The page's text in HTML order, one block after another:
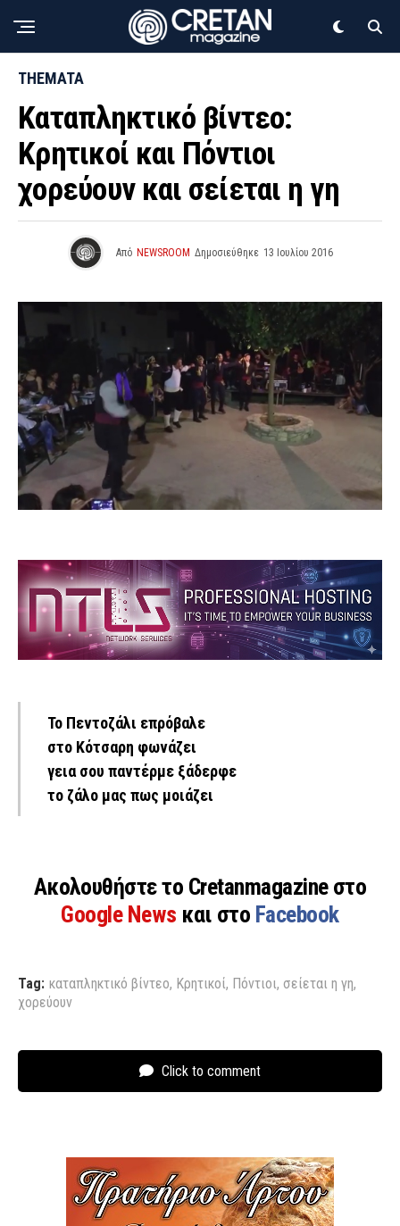
THEMATA
Καταπληκτικό βίντεο:
Κρητικοί και Πόντιοι
χορεύουν και σείεται η γη
Από NEWSROOM Δημοσιεύθηκε 13 Ιουλίου 2016
Το Πεντοζάλι επρόβαλε
στο Κότσαρη φωνάζει
γεια σου παντέρμε ξάδερφε
το ζάλο μας πως μοιάζει
Ακολουθήστε το Cretanmagazine στο
Google News και στο Facebook
Tag: καταπληκτικό βίντεο, Κρητικοί, Πόντιοι, σείεται η γη,
χορεύουν
Click to comment